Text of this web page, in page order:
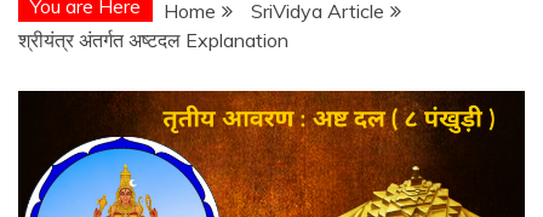
You are Here Home
SriVidya Article
श्रीयंत्र अंतर्गत अष्टदल Explanation